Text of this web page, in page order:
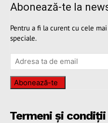
Abonează-te la
Pentru a fi la curent cu cele
speciale.
Abonează-te
Termeni și condiții